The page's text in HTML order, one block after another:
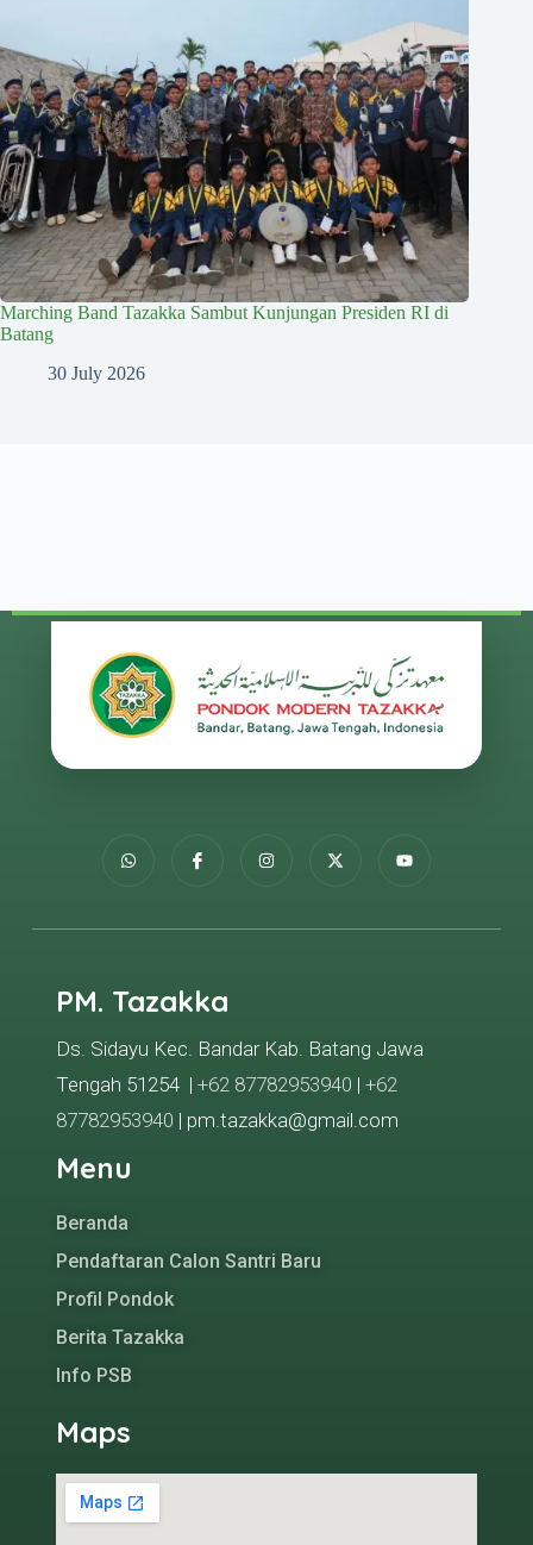
Marching Band Tazakka Sambut Kunjungan Presiden RI di
Batang
30 July 2026
PM. Tazakka
Ds. Sidayu Kec. Bandar Kab. Batang Jawa
Tengah 51254 | +62 87782953940 | +62
87782953940 | pm.tazakka@gmail.com
Menu
Beranda
Pendaftaran Calon Santri Baru
Profil Pondok
Berita Tazakka
Info PSB
Maps